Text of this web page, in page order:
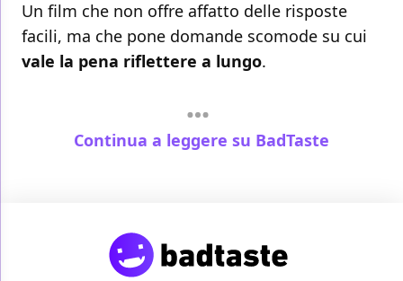
Un film che non offre affatto delle risposte
facili, ma che pone domande scomode su cui
vale la pena riflettere a lungo.
Continua a leggere su BadTaste